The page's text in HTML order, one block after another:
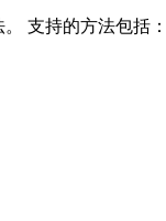
支持的方法包括：